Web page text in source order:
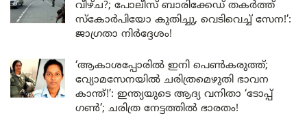
വീഴ്ച?; പോലീസ് ബാരിക്കേഡ് തകർത്ത്
സ്കോർപിയോ കുതിച്ചു, വെടിവെച്ച് സേന!’:
ജാഗ്രതാ നിർദ്ദേശം!
‘ആകാശപ്പോരിൽ ഇനി പെൺകരുത്ത്;
വ്യോമസേനയിൽ ചരിത്രമെഴുതി ഭാവന
കാന്ത്!’: ഇന്ത്യയുടെ ആദ്യ വനിതാ ‘ടോപ്പ്
ഗൺ’; ചരിത്ര നേട്ടത്തിൽ ഭാരതം!